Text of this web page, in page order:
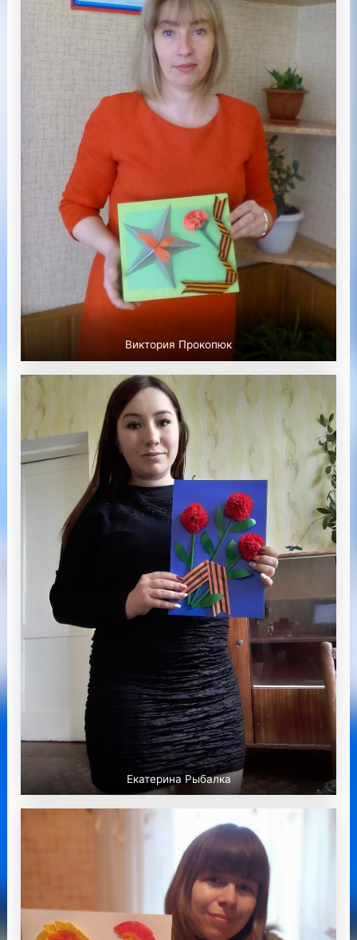
Виктория Прокопюк
Екатерина Рыбалка